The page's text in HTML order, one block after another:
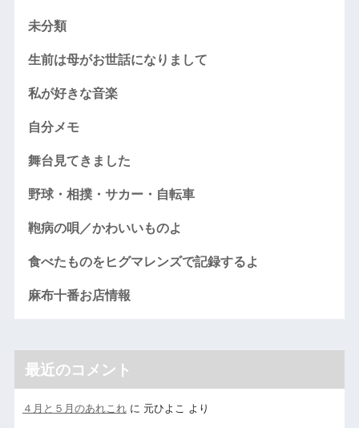
未分類
生前は母がお世話になりまして
私が好きな音楽
自分メモ
舞台見てきました
野球・相撲・サカー・自転車
鞄病の唄／かわいいものよ
食べたものをヒグマレンズで記録するよ
麻布十番お店情報
最近のコメント
４月と５月のあれこれに 元ひよこ より